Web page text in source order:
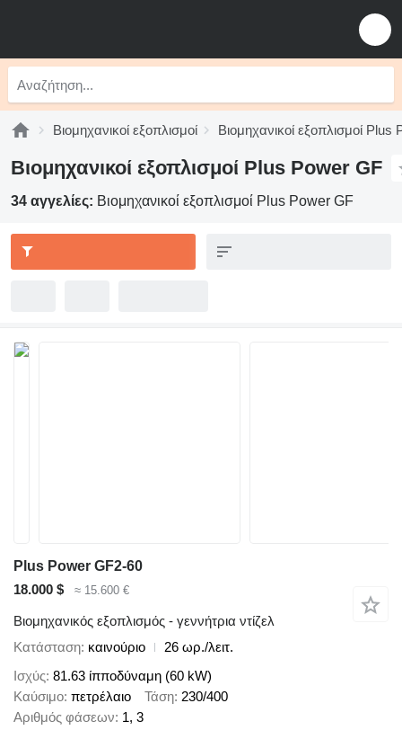
Βιομηχανικοί εξοπλισμοί Βιομηχανικοί εξοπλισμοί Plus
Βιομηχανικοί εξοπλισμοί Plus Power GF
34 αγγελίες: Βιομηχανικοί εξοπλισμοί Plus Power GF
Plus Power GF2-60
18.000 $
≈ 15.600 €
Βιομηχανικός εξοπλισμός - γεννήτρια ντίζελ
Κατάσταση καινούριο
26 ωρ./λειτ.
Ισχύς 81.63 ίπποδύναμη (60 kW)
Καύσιμο πετρέλαιο Τάση 230/400
Αριθμός φάσεων 1, 3